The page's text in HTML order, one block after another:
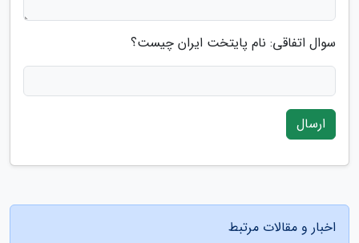
سوال اتفاقی: نام پایتخت ایران چیست؟
ارسال
اخبار و مقالات مرتبط